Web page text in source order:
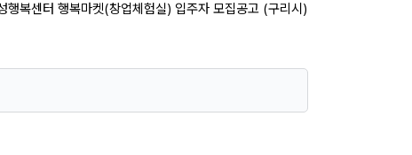
복센터 행복마켓(창업체험실) 입주자 모집공고 (구리시)